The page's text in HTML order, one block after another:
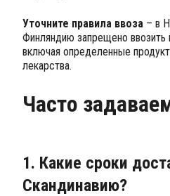
Уточните правила ввоза – в
Финляндию запрещено
включая определенные
лекарства.
Часто
1. Какие сроки
Скандинавию?